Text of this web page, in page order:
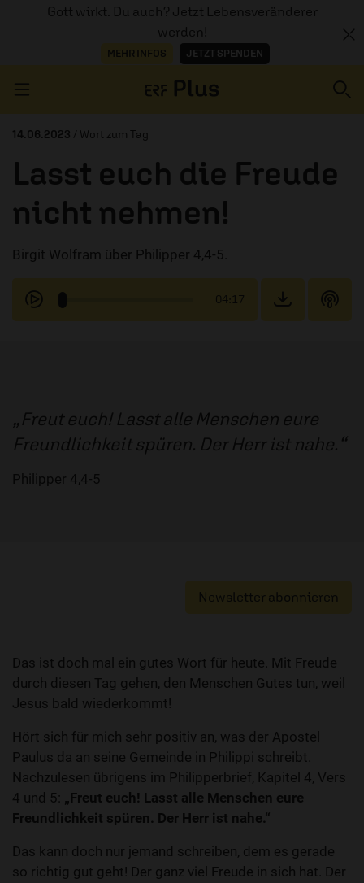
Gott wirkt. Du auch? Jetzt Lebensveränderer
werden!
MEHR INFOS JETZT SPENDEN
AUDIOTHEK
PROGRAMM
MITMACHEN
14.06.2023 / Wort zum Tag
Lasst euch die Freude
nicht nehmen!
Birgit Wolfram über Philipper 4,4-5.
04:17
Freut euch! Lasst alle Menschen eure
Freundlichkeit spüren. Der Herr ist nahe.
Philipper 4,4-5
Newsletter abonnieren
Das ist doch mal ein gutes Wort für heute. Mit Freude
durch diesen Tag gehen, den Menschen Gutes tun, weil
Jesus bald wiederkommt!
Hört sich für mich sehr positiv an, was der Apostel
Paulus da an seine Gemeinde in Philippi schreibt.
Nachzulesen übrigens im Philipperbrief, Kapitel 4, Vers
4 und 5: „Freut euch! Lasst alle Menschen eure
Freundlichkeit spüren. Der Herr ist nahe.“
Das kann doch nur jemand schreiben, dem es gerade
so richtig gut geht! Der ganz viel Freude in sich hat. Der